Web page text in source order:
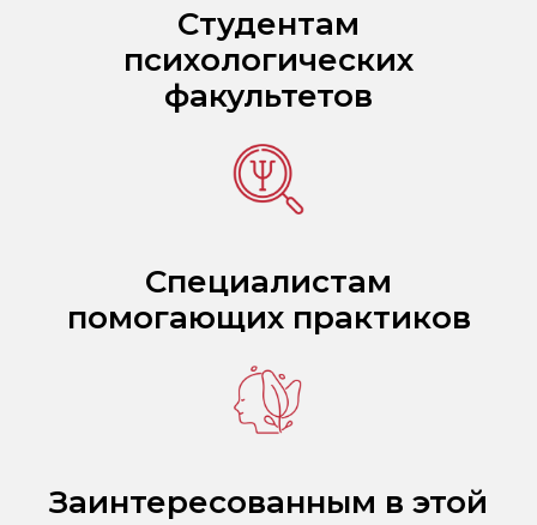
Студентам
психологических
факультетов
Специалистам
помогающих практиков
Заинтересованным в этой